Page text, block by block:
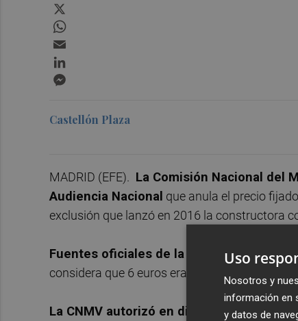
Castellón Plaza
MADRID (EFE). La Comisión Nacional del
Audiencia Nacional que anula el precio
exclusión que lanzó en 2016 la constructora
Fuentes oficiales de la CNMV han dicho
considera que 6 euros era un precio no
La CNMV autorizó en diciembre de 2016
Uso
Nosotros y
información en
y datos de